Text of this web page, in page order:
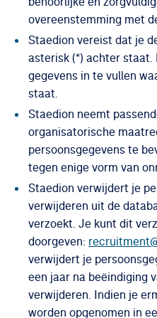
behoorlijke en
overeenstemming met
Staedion vereist dat je
asterisk (*) achter
gegevens in te vullen
staat.
Staedion neemt
organisatorische
persoonsgegevens te
tegen enige vorm van
Staedion verwijdert je
verwijderen uit de
verzoekt. Je kunt dit
doorgeven:
verwijdert je
een jaar na beëindiging
verwijderen. Indien je
worden opgenomen in